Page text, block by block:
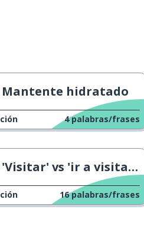
Mantente hidratado
4 palabras/frases
'Visitar' vs 'ir a visitar' 2
16 palabras/frases